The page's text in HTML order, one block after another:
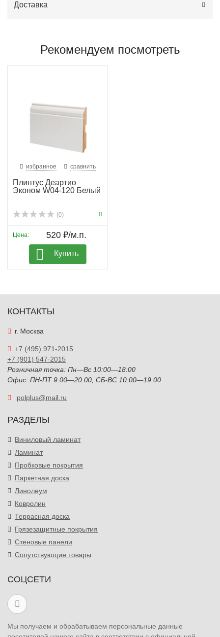
Доставка
Рекомендуем посмотреть
избранное сравнить
Плинтус Деартио
Эконом W04-120 Белый
(0)
Цена: 520 ₽/м.п.
Купить
КОНТАКТЫ
г. Москва
+7 (495) 971-2015
+7 (901) 547-2015
Розничная точка: Пн—Вс 10:00—18:00
Офис: ПН-ПТ 9.00—20.00, СБ-ВС 10.00—19.00
polplus@mail.ru
РАЗДЕЛЫ
Виниловый ламинат
Ламинат
Пробковые покрытия
Паркетная доска
Линолеум
Ковролин
Террасная доска
Грязезащитные покрытия
Стеновые панели
Сопутствующие товары
СОЦСЕТИ
Мы получаем и обрабатываем персональные данные